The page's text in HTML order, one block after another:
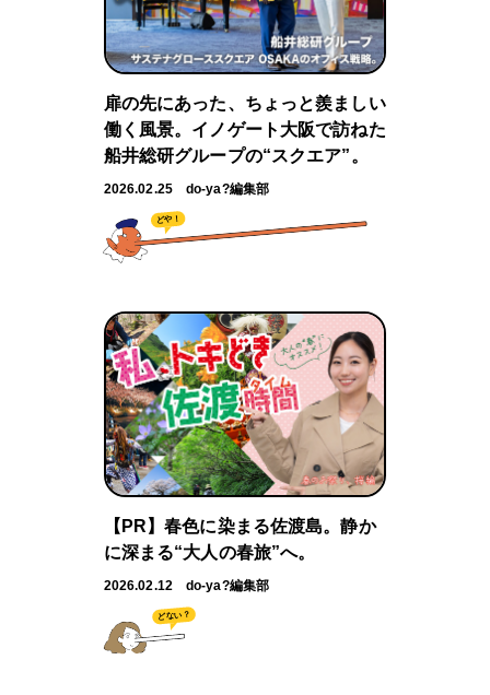
扉の先にあった、ちょっと羨ましい
働く風景。イノゲート大阪で訪ねた
船井総研グループの“スクエア”。
2026.02.25 do-ya?編集部
どや！
【PR】春色に染まる佐渡島。静か
に深まる“大人の春旅”へ。
2026.02.12 do-ya?編集部
どない？